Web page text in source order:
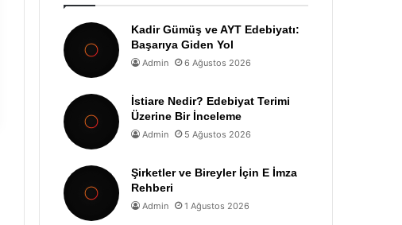
Kadir Gümüş ve AYT Edebiyatı:
Başarıya Giden Yol
Admin 6 Ağustos 2026
İstiare Nedir? Edebiyat Terimi
Üzerine Bir İnceleme
Admin 5 Ağustos 2026
Şirketler ve Bireyler İçin E İmza
Rehberi
Admin 1 Ağustos 2026